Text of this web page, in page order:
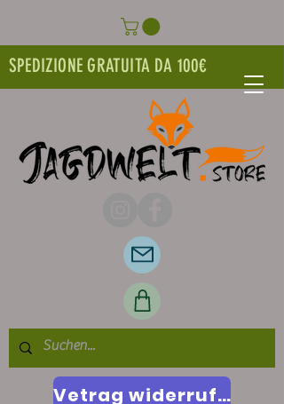
SPEDIZIONE GRATUITA DA 100€
Vetrag widerrufen